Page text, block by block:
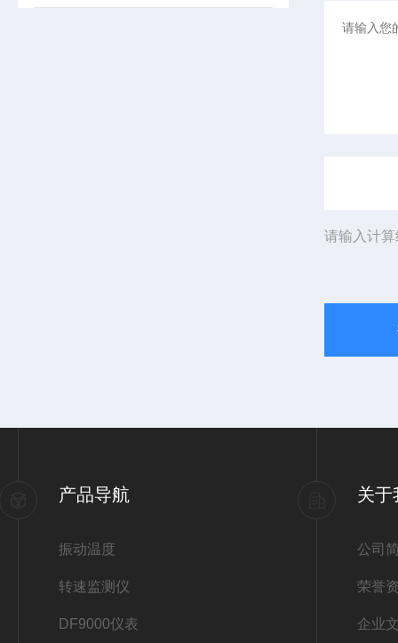
请输入计
产品导航
振动温度
转速监测仪
DF9000仪表
关于
公司
荣誉
企业